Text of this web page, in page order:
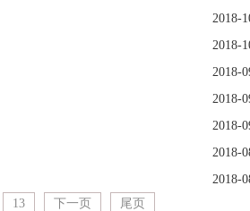
2018-
2018-
2018-
2018-
2018-
2018-
2018-
13 下一页 尾页